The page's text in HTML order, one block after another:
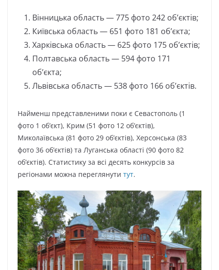
Вінницька область — 775 фото 242 об’єктів;
Київська область — 651 фото 181 об’єкта;
Харківська область — 625 фото 175 об’єктів;
Полтавська область — 594 фото 171
об’єкта;
Львівська область — 538 фото 166 об’єктів.
Найменш представленими поки є Севастополь (1
фото 1 об’єкт), Крим (51 фото 12 об’єктів),
Миколаївська (81 фото 29 об’єктів), Херсонська (83
фото 36 об’єктів) та Луганська області (90 фото 82
об’єктів). Статистику за всі десять конкурсів за
регіонами можна переглянути тут.